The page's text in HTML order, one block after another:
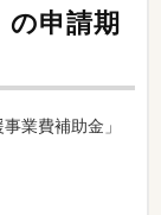
の申請期
業費補助金」